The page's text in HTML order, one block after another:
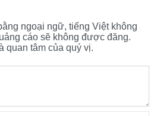
ngoại ngữ, tiếng Việt không
cáo sẽ không được đăng.
quan tâm của quý vị.